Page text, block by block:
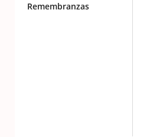
Remembranzas